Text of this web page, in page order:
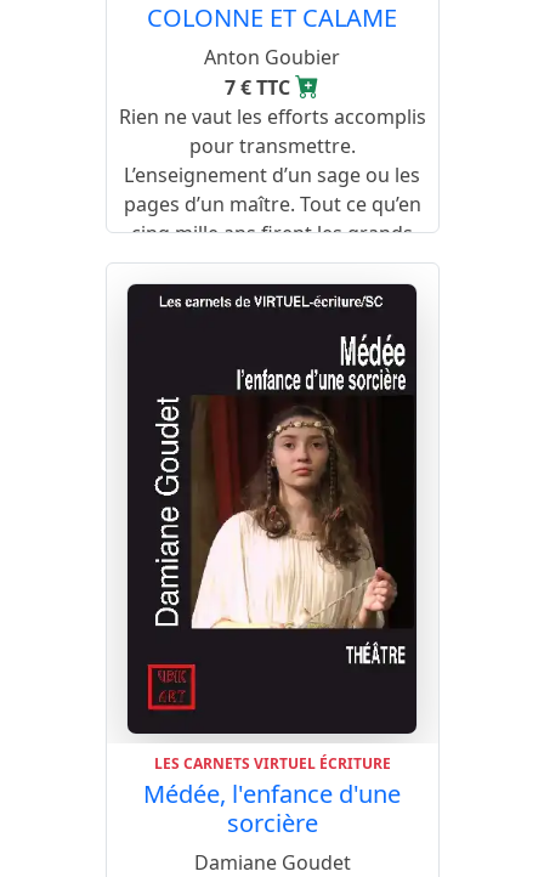
COLONNE ET CALAME
Anton Goubier
7 € TTC
Rien ne vaut les efforts accomplis
pour transmettre.
L’enseignement d’un sage ou les
pages d’un maître. Tout ce qu’en
cinq mille ans firent les grands
esprits.
LES CARNETS VIRTUEL ÉCRITURE
Médée, l'enfance d'une
sorcière
Damiane Goudet